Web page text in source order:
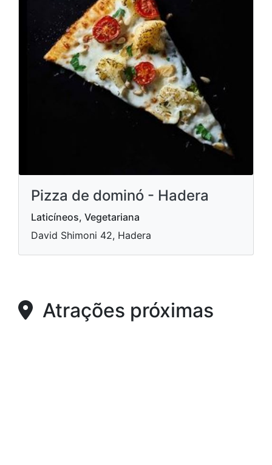
Pizza de dominó - Hadera
Laticíneos, Vegetariana
David Shimoni 42, Hadera
Atrações próximas